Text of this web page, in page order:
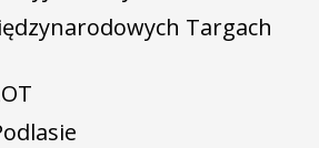
Targach